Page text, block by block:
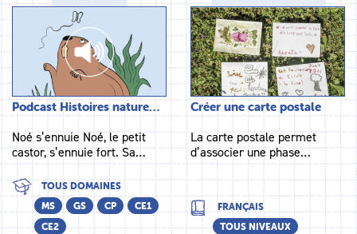
Podcast Histoires nature…
Noé s’ennuie Noé, le petit
castor, s’ennuie fort. Sa…
TOUS DOMAINES
MS
GS CP
CE1
CE2
Créer une carte postale
La carte postale permet
d’associer une phase…
FRANÇAIS
TOUS NIVEAUX